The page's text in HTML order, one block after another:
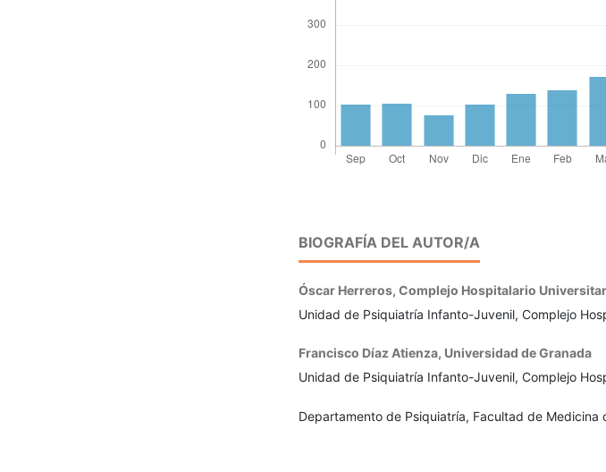
BIOGRAFÍA DEL AUTOR/A
Óscar Herreros, Complejo Hospitalario
Unidad de Psiquiatría Infanto-Juvenil, Complejo
Francisco Díaz Atienza, Universidad de Granada
Unidad de Psiquiatría Infanto-Juvenil, Complejo
Departamento de Psiquiatría, Facultad de Medicina